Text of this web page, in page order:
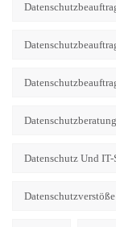
Datenschutz Und